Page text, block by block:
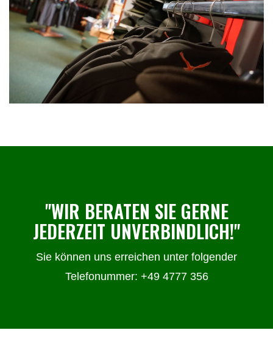
"WIR BERATEN SIE GERNE
JEDERZEIT UNVERBINDLICH!"
Sie können uns erreichen unter folgender
Telefonummer: +49 4777 356